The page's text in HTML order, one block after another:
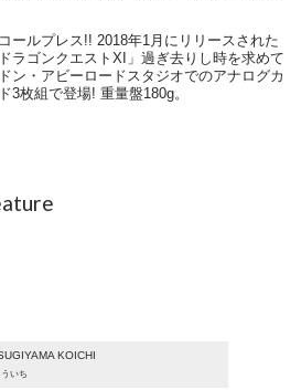
ールプレス!! 2018年1月にリリースされた
ラゴンクエストXI」過ぎ去りし時を求めて
ン・アビーロードスタジオでのアナログカ
3枚組で登場! 重量盤180g。
KOICHI
いち